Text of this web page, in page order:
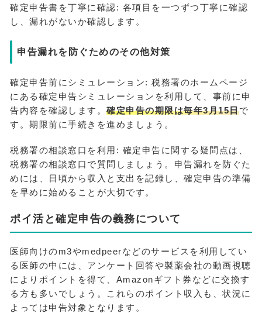
確定申告書を丁寧に確認: 各項目を一つずつ丁寧に確認
し、漏れがないか確認します。
申告漏れを防ぐためのその他対策
確定申告前にシミュレーション: 税務署のホームページ
にある確定申告シミュレーションを利用して、事前に申
告内容を確認します。確定申告の期限は毎年3月15日で
す。期限前に手続きを進めましょう。
税務署の相談窓口を利用: 確定申告に関する疑問点は、
税務署の相談窓口で質問しましょう。申告漏れを防ぐた
めには、日頃から収入と支出を記録し、確定申告の準備
を早めに始めることが大切です。
ポイ活と確定申告の義務について
医師向けのm3やmedpeerなどのサービスを利用してい
る医師の中には、アンケート回答や製薬会社の動画視聴
によりポイントを得て、Amazonギフト券などに交換す
る方も多いでしょう。これらのポイント収入も、状況に
よっては申告対象となります。